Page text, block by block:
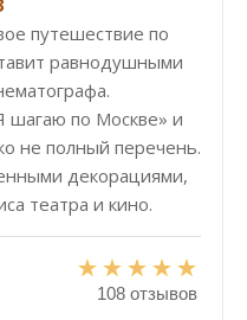
путешествие по
равнодушными
по Москве» и
не полный перечень.
декорациями,
театра и кино.
108 отзывов